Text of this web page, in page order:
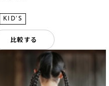
比較する